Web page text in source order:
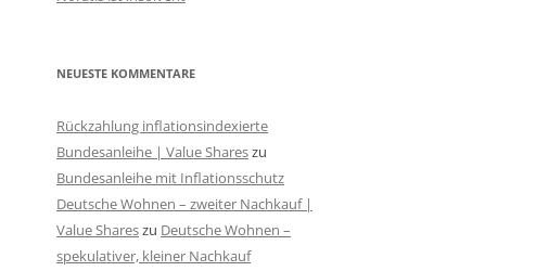
NEUESTE KOMMENTARE
Rückzahlung inflationsindexierte
Bundesanleihe | Value Shareszu
Bundesanleihe mit Inflationsschutz
Deutsche Wohnen – zweiter Nachkauf |
Value Shareszu Deutsche Wohnen –
spekulativer, kleiner Nachkauf